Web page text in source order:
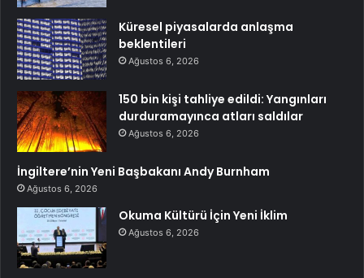
Küresel piyasalarda anlaşma
beklentileri
Ağustos 6, 2026
150 bin kişi tahliye edildi: Yangınları
durduramayınca atları saldılar
Ağustos 6, 2026
İngiltere’nin Yeni Başbakanı Andy Burnham
Ağustos 6, 2026
Okuma Kültürü İçin Yeni İklim
Ağustos 6, 2026